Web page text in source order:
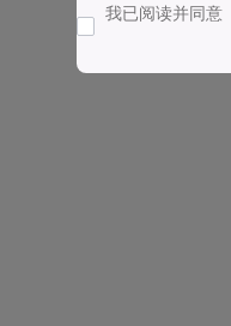
我已阅读并同意